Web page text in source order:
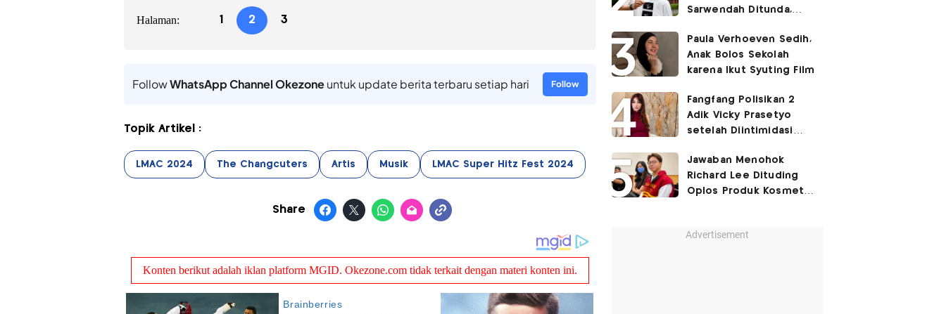
Halaman: 1 2 3
FollowWhatsApp Channel Okezoneuntuk update berita terbaru setiap hari Follow
Topik Artikel :
LMAC 2024 The Changcuters Artis Musik LMAC Super Hitz Fest 2024
Share
Sarwendah Ditunda,
Ketiga
Paula Verhoeven Sedih,
Anak Bolos Sekolah
karena Ikut Syuting Film
Fangfang Polisikan 2
Adik Vicky Prasetyo
setelah Diintimidasi
Jawaban Menohok
Richard Lee Dituding
Oplos Produk Kosmetik
Advertisement